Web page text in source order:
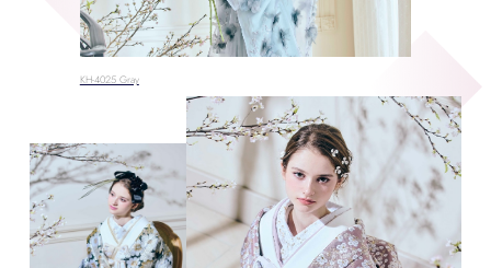
KH-4025 Gray